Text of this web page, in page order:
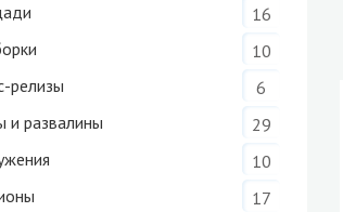
16
10
релизы
6
и развалины
29
10
17